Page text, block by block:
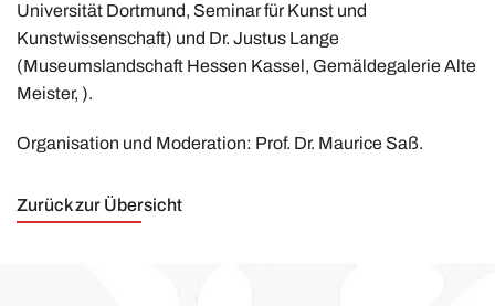
Universität Dortmund, Seminar für Kunst und
Kunstwissenschaft) und Dr. Justus Lange
(Museumslandschaft Hessen Kassel, Gemäldegalerie Alte
Meister, ).
Organisation und Moderation: Prof. Dr. Maurice Saß.
Zurück zur Übersicht